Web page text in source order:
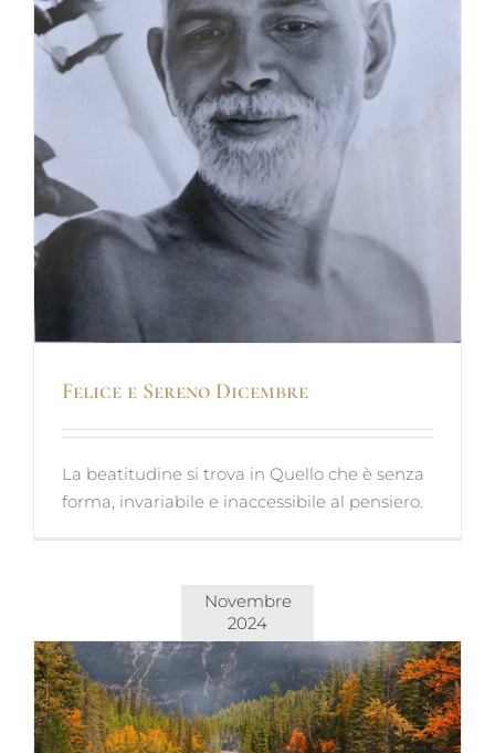
Felice e Sereno Dicembre
La beatitudine si trova in Quello che è senza
forma, invariabile e inaccessibile al pensiero.
Novembre
2024